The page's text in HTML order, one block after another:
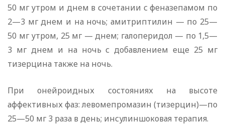
50 мг утром и днем в сочетании с феназепамом по
2—3 мг днем и на ночь; амитриптилин — по 25—
50 мг утром, 25 мг — днем; галоперидол — по 1,5—
3 мг днем и на ночь с добавлением еще 25 мг
тизерцина также на ночь.
При онейроидных состояниях на высоте
аффективных фаз: левомепромазин (тизерцин)—по
25—50 мг 3 раза в день; инсулиншоковая терапия.